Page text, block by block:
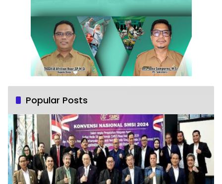
Popular Posts